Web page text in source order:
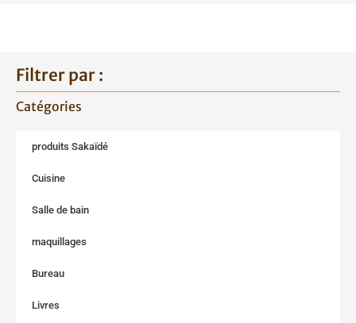
Filtrer par :
Catégories
produits Sakaïdé
Cuisine
Salle de bain
maquillages
Bureau
Livres